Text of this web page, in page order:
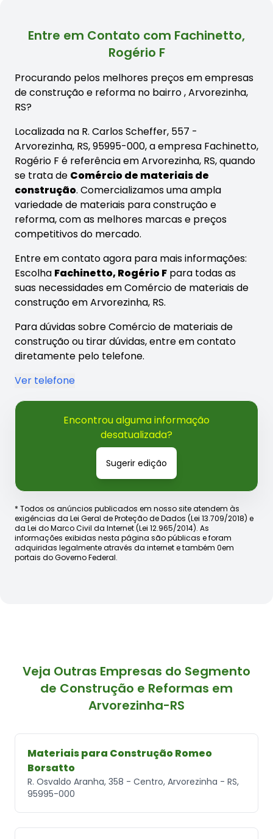
Entre em Contato com Fachinetto,
Rogério F
Procurando pelos melhores preços em empresas
de construção e reforma no bairro, Arvorezinha,
RS?
Localizada na R. Carlos Scheffer, 557 -
Arvorezinha, RS, 95995-000, a empresa Fachinetto,
Rogério F é referência em Arvorezinha, RS, quando
se trata de Comércio de materiais de
construção. Comercializamos uma ampla
variedade de materiais para construção e
reforma, com as melhores marcas e preços
competitivos do mercado.
Entre em contato agora para mais informações:
Escolha Fachinetto, Rogério F para todas as
suas necessidades em Comércio de materiais de
construção em Arvorezinha, RS.
Para dúvidas sobre Comércio de materiais de
construção ou tirar dúvidas, entre em contato
diretamente pelo telefone.
Ver telefone
Encontrou alguma informação
desatualizada?
Sugerir edição
* Todos os anúncios publicados em nosso site atendem às
exigências da Lei Geral de Proteção de Dados (Lei 13.709/2018) e
da Lei do Marco Civil da Internet (Lei 12.965/2014). As
informações exibidas nesta página são públicas e foram
adquiridas legalmente através da internet e também 0em
portais do Governo Federal.
Veja Outras Empresas do Segmento
de Construção e Reformas em
Arvorezinha-RS
Materiais para Construção Romeo
Borsatto
R. Osvaldo Aranha, 358 - Centro, Arvorezinha - RS,
95995-000